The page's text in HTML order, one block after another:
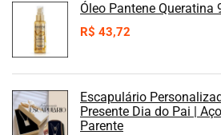
Óleo Pantene Queratina
R$ 43,72
Escapulário
Presente Dia do Pai |
Parente